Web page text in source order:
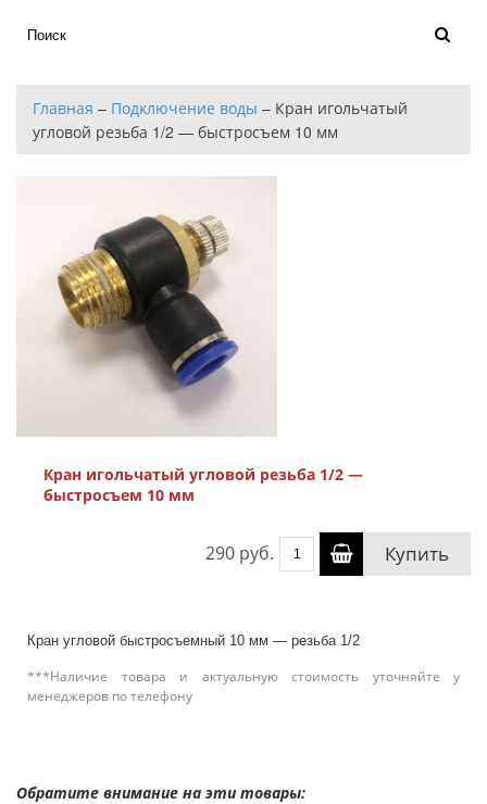
Главная – Подключение воды – Кран игольчатый
угловой резьба 1/2 — быстросъем 10 мм
Кран игольчатый угловой резьба 1/2 —
быстросъем 10 мм
290 руб. Купить
Кран угловой быстросъемный 10 мм — резьба 1/2
***Наличие товара и актуальную стоимость уточняйте у
менеджеров по телефону
Обратите внимание на эти товары: